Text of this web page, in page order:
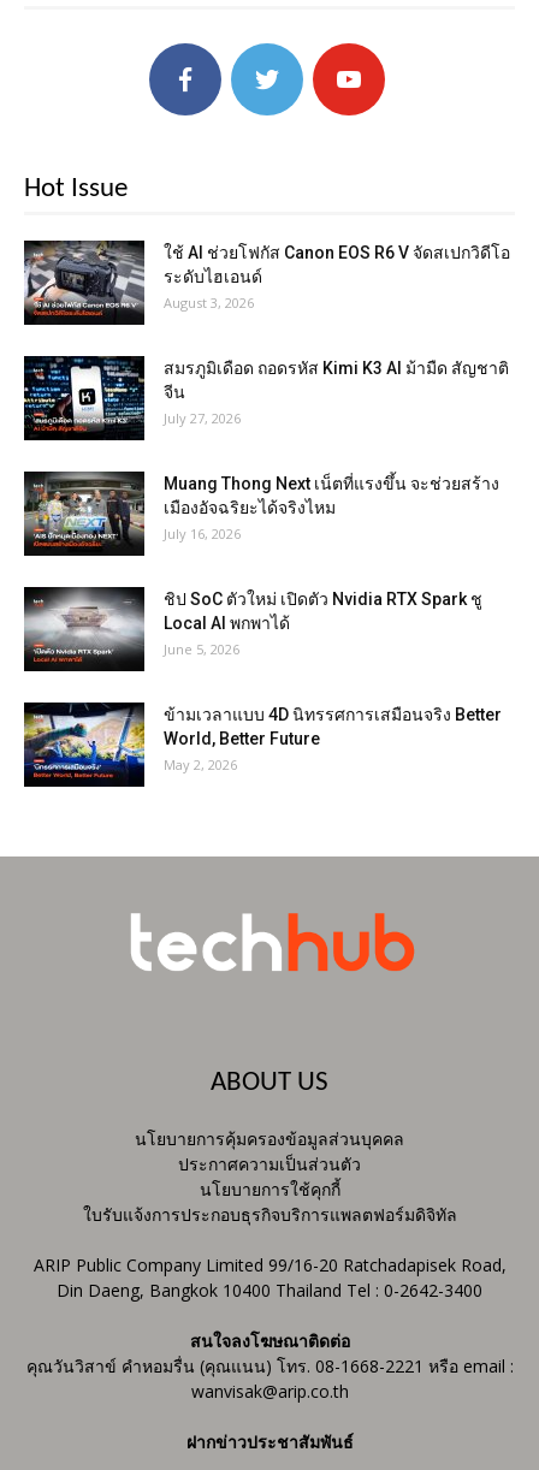
Hot Issue
ใช้ AI ช่วยโฟกัส Canon EOS R6 V จัดสเปกวิดีโอ
ระดับไฮเอนด์
August 3, 2026
สมรภูมิเดือด ถอดรหัส Kimi K3 AI ม้ามืด สัญชาติ
จีน
July 27, 2026
Muang Thong Next เน็ตที่แรงขึ้น จะช่วยสร้าง
เมืองอัจฉริยะได้จริงไหม
July 16, 2026
ชิป SoC ตัวใหม่ เปิดตัว Nvidia RTX Spark ชู
Local AI พกพาได้
June 5, 2026
ข้ามเวลาแบบ 4D นิทรรศการเสมือนจริง Better
World, Better Future
May 2, 2026
ABOUT US
นโยบายการคุ้มครองข้อมูลส่วนบุคคล
ประกาศความเป็นส่วนตัว
นโยบายการใช้คุกกี้
ใบรับแจ้งการประกอบธุรกิจบริการแพลตฟอร์มดิจิทัล
ARIP Public Company Limited 99/16-20 Ratchadapisek Road,
Din Daeng, Bangkok 10400 Thailand Tel : 0-2642-3400
สนใจลงโฆษณาติดต่อ
คุณวันวิสาข์ คำหอมรื่น (คุณแนน) โทร. 08-1668-2221 หรือ email :
wanvisak@arip.co.th
ฝากข่าวประชาสัมพันธ์